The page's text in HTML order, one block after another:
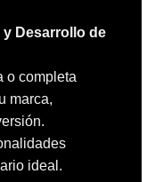
y Desarrollo de
o completa
marca,
ideal.